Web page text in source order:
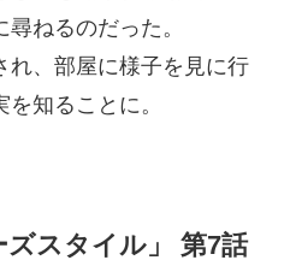
ねるのだった。
れ、部屋に様子を見に行
知ることに。
ズスタイル」 第7話